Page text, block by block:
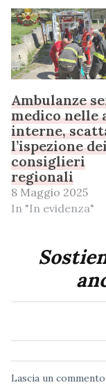
Ambulanze
medico nelle
interne,
l’ispezione
consiglieri
regionali
8 Maggio 2025
In "In evidenza"
Lascia un commento